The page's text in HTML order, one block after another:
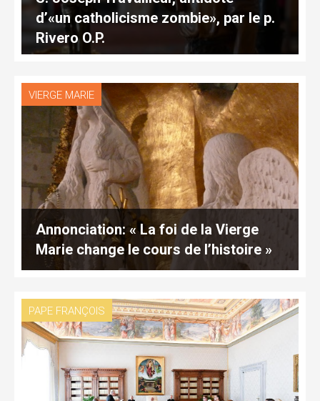
d’«un catholicisme zombie», par le p.
Rivero O.P.
VIERGE MARIE
Annonciation: « La foi de la Vierge
Marie change le cours de l’histoire »
PAPE FRANÇOIS